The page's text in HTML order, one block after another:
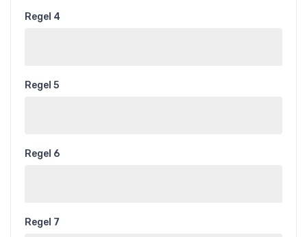
Regel 4
Regel 5
Regel 6
Regel 7